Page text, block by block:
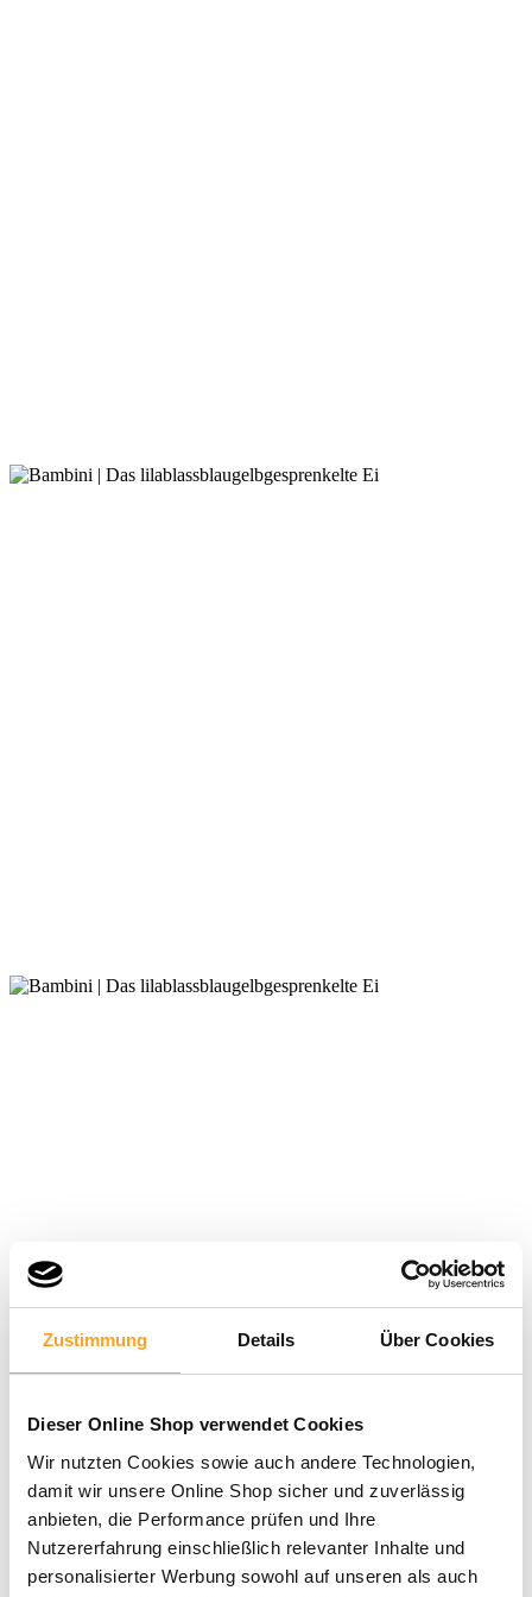
Zustimmung Details Über Cookies
Dieser Online Shop verwendet Cookies
Wir nutzten Cookies sowie auch andere Technologien,
damit wir unsere Online Shop sicher und zuverlässig
anbieten, die Performance prüfen und Ihre
Nutzererfahrung einschließlich relevanter Inhalte und
personalisierter Werbung sowohl auf unseren als auch